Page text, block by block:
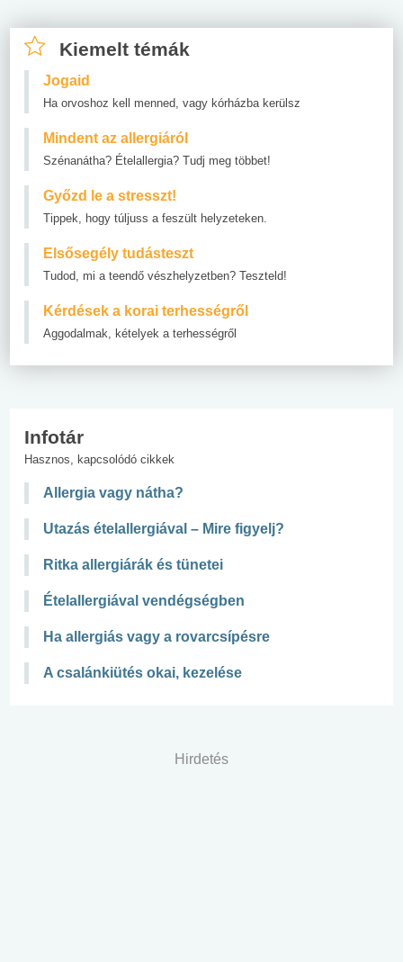
Kiemelt témák
Jogaid
Ha orvoshoz kell menned, vagy kórházba kerülsz
Mindent az allergiáról
Szénanátha? Ételallergia? Tudj meg többet!
Győzd le a stresszt!
Tippek, hogy túljuss a feszült helyzeteken.
Elsősegély tudásteszt
Tudod, mi a teendő vészhelyzetben? Teszteld!
Kérdések a korai terhességről
Aggodalmak, kételyek a terhességről
Infotár
Hasznos, kapcsolódó cikkek
Allergia vagy nátha?
Utazás ételallergiával – Mire figyelj?
Ritka allergiárák és tünetei
Ételallergiával vendégségben
Ha allergiás vagy a rovarcsípésre
A csalánkiütés okai, kezelése
Hirdetés